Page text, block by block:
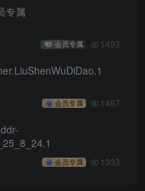
专属
会员专属 1493
会员专属 1467
会员专属 1333